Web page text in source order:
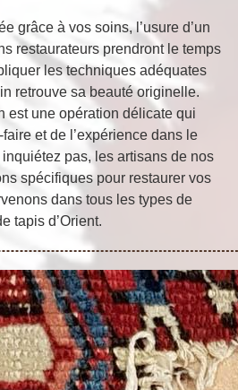
grâce à vos soins, l’usure d’un
restaurateurs prendront le temps
les techniques adéquates
retrouve sa beauté originelle.
est une opération délicate qui
et de l’expérience dans le
pas, les artisans de nos
spécifiques pour restaurer vos
dans tous les types de
tapis d’Orient.